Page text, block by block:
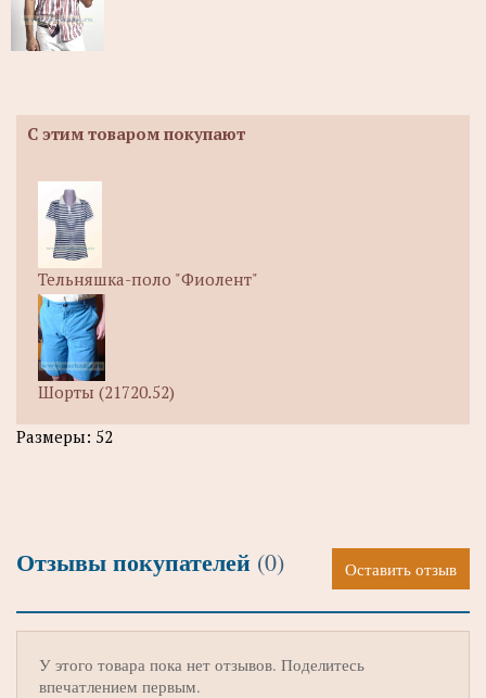
С этим товаром покупают
Тельняшка-поло "Фиолент"
Шорты (21720.52)
Размеры: 52
Отзывы покупателей (0) Оставить отзыв
У этого товара пока нет отзывов. Поделитесь
впечатлением первым.